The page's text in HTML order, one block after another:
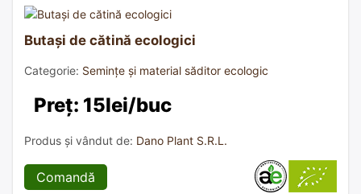
Butași de cătină ecologici
Categorie: Semințe și material săditor ecologic
Preț: 15lei/buc
Produs și vândut de: Dano Plant S.R.L.
Comandă